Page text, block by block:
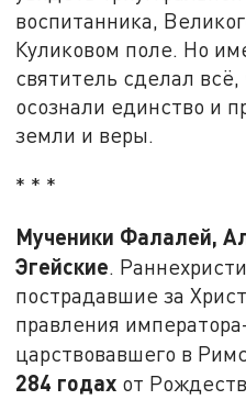
воспитанника,
Куликовом поле. Но
святитель сделал
осознали единство и
земли и веры.
* * *
Мученики Фалалей,
Эгейские .
пострадавшие за
правления
царствовавшего в
284 годах от